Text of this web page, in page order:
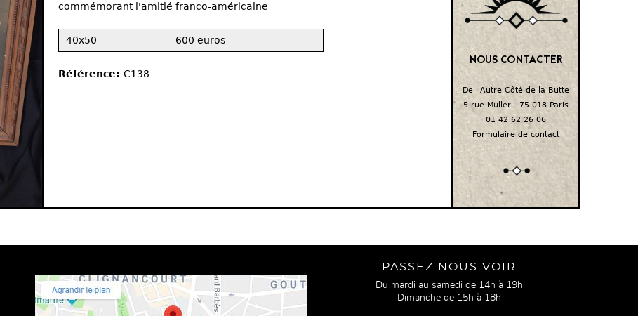
commémorant l'amitié franco-américaine
40x50 600 euros
Référence: C138
NOUS CONTACTER
De l'Autre Côté de la Butte
5 rue Muller - 75 018 Paris
01 42 62 26 06
Formulaire de contact
PASSEZ NOUS VOIR
Du mardi au samedi de 14h à 19h
Dimanche de 15h à 18h